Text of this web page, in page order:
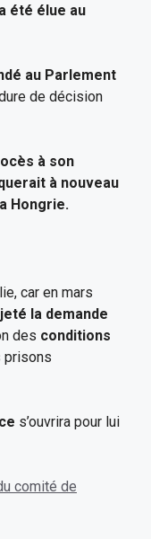
été élue au
au Parlement
de décision
à son
à nouveau
Hongrie.
car en mars
la demande
des conditions
prisons
s’ouvrira pour lui
comité de